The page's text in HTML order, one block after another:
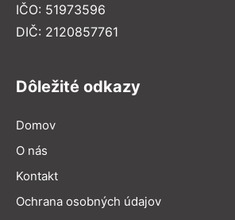
IČO: 51973596
DIČ: 2120857761
Dôležité odkazy
Domov
O nás
Kontakt
Ochrana osobných údajov